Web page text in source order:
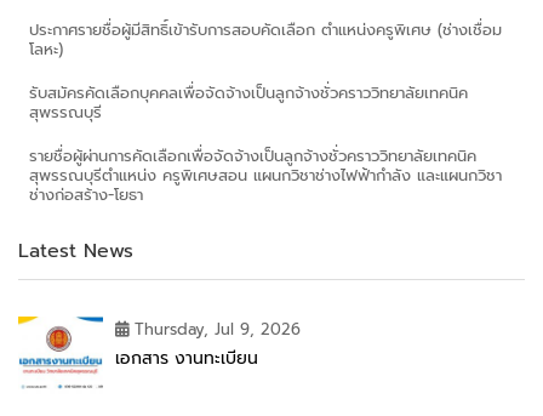
ประกาศรายชื่อผู้มีสิทธิ์เข้ารับการสอบคัดเลือก ตำแหน่งครูพิเศษ (ช่างเชื่อม
โลหะ)
รับสมัครคัดเลือกบุคคลเพื่อจัดจ้างเป็นลูกจ้างชั่วคราววิทยาลัยเทคนิค
สุพรรณบุรี
รายชื่อผู้ผ่านการคัดเลือกเพื่อจัดจ้างเป็นลูกจ้างชั่วคราววิทยาลัยเทคนิค
สุพรรณบุรีตำแหน่ง ครูพิเศษสอน แผนกวิชาช่างไฟฟ้ากำลัง และแผนกวิชา
ช่างก่อสร้าง-โยธา
Latest News
Thursday, Jul 9, 2026
เอกสาร งานทะเบียน